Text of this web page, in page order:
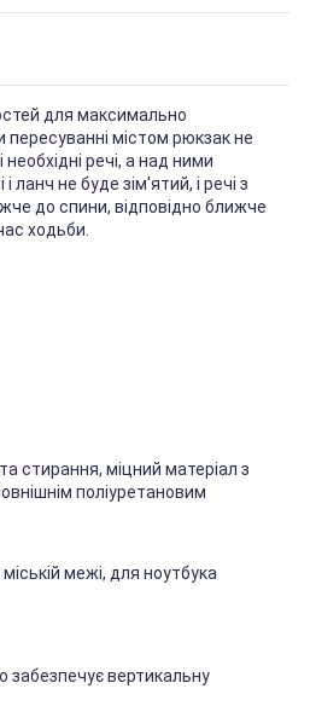
для максимально
містом рюкзак не
речі, а над ними
не буде зім'ятий, і речі з
до спини, відповідно ближче
ходьби.
стирання, міцний матеріал з
поліуретановим
межі, для ноутбука
забезпечує вертикальну